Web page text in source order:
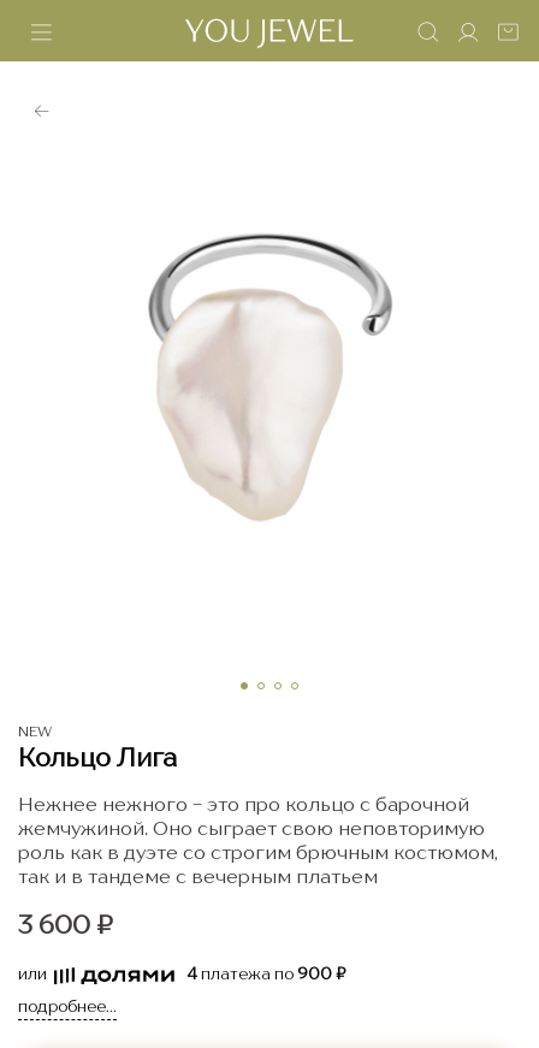
NEW
Кольцо Лига
3 600 ₽
или 4 платежа по 900 ₽
подробнее...
Нежнее нежного - это про кольцо с барочной
жемчужиной. Оно сыграет свою неповторимую
роль как в дуэте со строгим брючным костюмом,
так и в тандеме с вечерным платьем